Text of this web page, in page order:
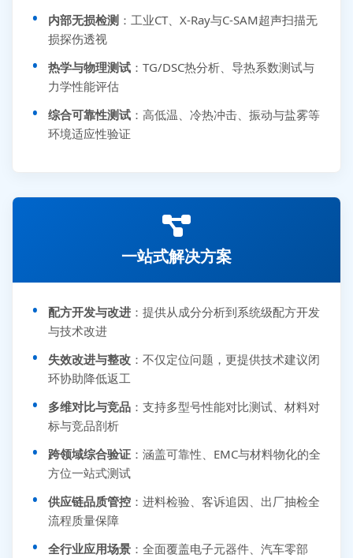
内部无损检测 ：工业CT、X-Ray与C-SAM超声扫描无
损探伤透视
热学与物理测试 ：TG/DSC热分析、导热系数测试与
力学性能评估
综合可靠性测试 ：高低温、冷热冲击、振动与盐雾等
环境适应性验证
一站式解决方案
配方开发与改进 ：提供从成分分析到系统级配方开发
与技术改进
失效改进与整改 ：不仅定位问题，更提供技术建议闭
环协助降低返工
多维对比与竞品 ：支持多型号性能对比测试、材料对
标与竞品剖析
跨领域综合验证 ：涵盖可靠性、EMC与材料物化的全
方位一站式测试
供应链品质管控 ：进料检验、客诉追因、出厂抽检全
流程质量保障
全行业应用场景 ：全面覆盖电子元器件、汽车零部